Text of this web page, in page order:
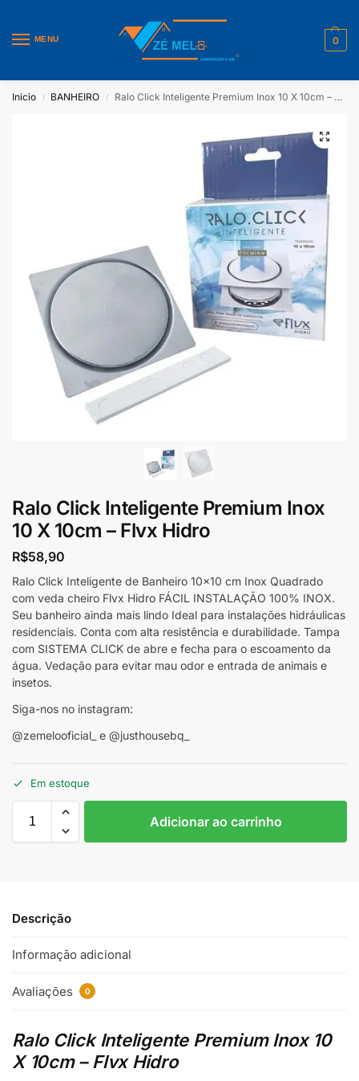
MENU 0
Início / BANHEIRO / Ralo Click Inteligente Premium Inox 10 X 10cm – Flvx Hidro
Ralo Click Inteligente Premium Inox
10 X 10cm – Flvx Hidro
R$58,90
Ralo Click Inteligente de Banheiro 10×10 cm Inox Quadrado
com veda cheiro Flvx Hidro FÁCIL INSTALAÇÃO 100% INOX.
Seu banheiro ainda mais lindo Ideal para instalações hidráulicas
residenciais. Conta com alta resistência e durabilidade. Tampa
com SISTEMA CLICK de abre e fecha para o escoamento da
água. Vedação para evitar mau odor e entrada de animais e
insetos.
Siga-nos no instagram:
@zemelooficial_ e @justhousebq_
Em estoque
Adicionar ao carrinho
Descrição
Informação adicional
Avaliações 0
Ralo Click Inteligente Premium Inox 10
X 10cm – Flvx Hidro